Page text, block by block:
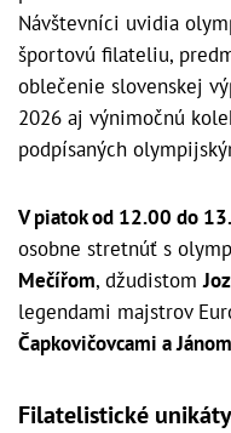
Návštevníci uvidia
športovú filateliu,
oblečenie slovenskej
2026 aj výnimočnú
podpísaných
V piatok od 12.00 do
osobne stretnúť s
Mečířom, džudistom
legendami majstrov
Čapkovičovcami a
Filatelistické